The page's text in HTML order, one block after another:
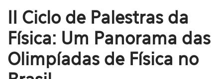
II Ciclo de Palestras da
Física: Um Panorama das
Olimpíadas de Física no